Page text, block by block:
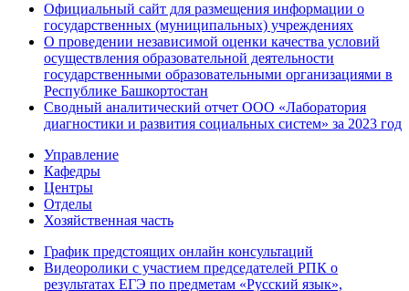
Официальный сайт для размещения информации о
государственных (муниципальных) учреждениях
О проведении независимой оценки качества условий
осуществления образовательной деятельности
государственными образовательными организациями в
Республике Башкортостан
Сводный аналитический отчет ООО «Лаборатория
диагностики и развития социальных систем» за 2023 год
Управление
Кафедры
Центры
Отделы
Хозяйственная часть
График предстоящих онлайн консультаций
Видеоролики с участием председателей РПК о
результатах ЕГЭ по предметам «Русский язык»,